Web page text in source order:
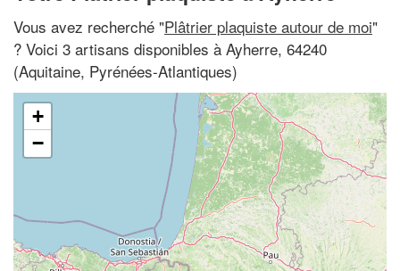
Vous avez recherché "Plâtrier plaquiste autour de moi"
? Voici 3 artisans disponibles à Ayherre, 64240
(Aquitaine, Pyrénées-Atlantiques)
+
−